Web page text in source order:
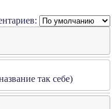
так себе)